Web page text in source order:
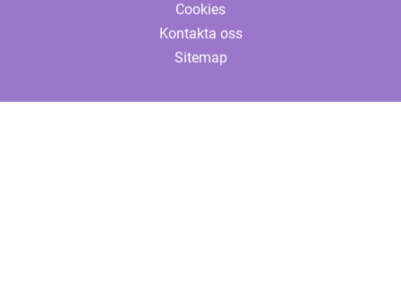
Cookies
Kontakta oss
Sitemap